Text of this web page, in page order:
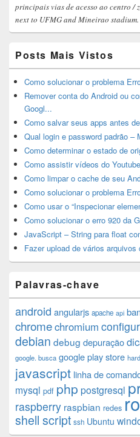
principais vias de acesso ao centro /
next to UFMG and Mineirao stadium.
Posts Mais Vistos
Como solucionar o problema
Remover conta do Android ou
Googl...
Como salvar seus apps antes
Qual login e password padrão –
Como determinar o estado de
Como assistir vídeos do
Como limpar o cache de seu
Como solucionar o problema
Como usar o “Inspecionar
Como solucionar o erro 920 da
JavaScript – String para float
Fazer upload de vários
Palavras-chave
android angularjs apache api
chromechromium
debian debug depuração
google. busca google play store
javascript linha de
mysql pdf php postgresql
raspberry raspbian redes
shell script ssh Ubuntu